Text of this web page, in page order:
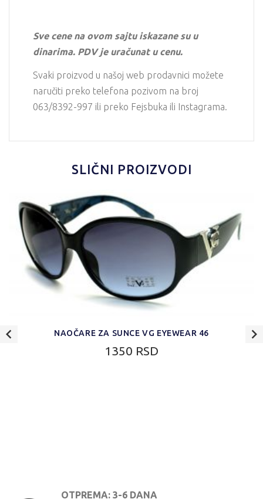
Sve cene na ovom sajtu iskazane su u
dinarima. PDV je uračunat u cenu.
Svaki proizvod u našoj web prodavnici možete
naručiti preko telefona pozivom na broj
063/8392-997 ili preko Fejsbuka ili Instagrama.
SLIČNI PROIZVODI
NAOČARE ZA SUNCE VG EYEWEAR 46
1350 RSD
OTPREMA: 3-6 DANA